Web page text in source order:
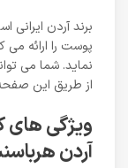
برند آردن
پوست را ارائه می
نماید. شما می
از طریق این
ویژگی های
آردن